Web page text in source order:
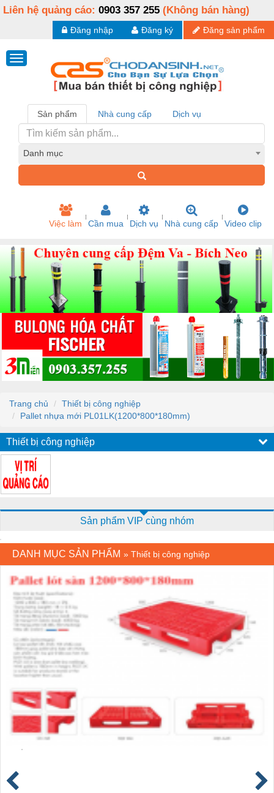
Liên hệ quảng cáo: 0903 357 255 (Không bán hàng)
Đăng sản phẩm
Đăng ký
Đăng nhập
Sản phẩm Nhà cung cấp Dịch vụ
Danh mục
Việc làm Cần mua Dịch vụ Nhà cung cấp Video clip
Trang chủ
Thiết bị công nghiệp
Pallet nhựa mới PL01LK(1200*800*180mm)
Thiết bị công nghiệp
Sản phẩm VIP cùng nhóm
DANH MỤC SẢN PHẨM » Thiết bị công nghiệp